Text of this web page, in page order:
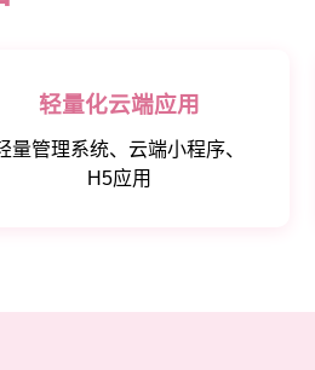
轻量化云端应用
量管理系统、云端小程序、
H5应用